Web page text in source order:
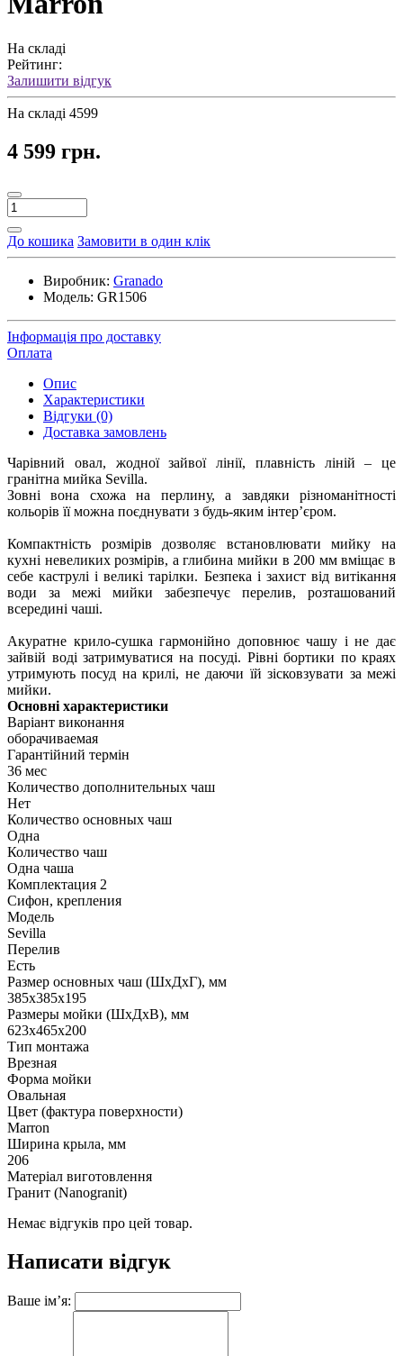
На складі
Рейтинг:
Залишити відгук
На складі 4599
4 599 грн.
До кошика Замовити в один клік
Виробник: Granado
Модель: GR1506
Інформація про доставку
Оплата
Опис
Характеристики
Відгуки (0)
Доставка замовлень
Чарівний овал, жодної зайвої лінії, плавність ліній – це
гранітна мийка Sevilla.
Зовні вона схожа на перлину, а завдяки різноманітності
кольорів її можна поєднувати з будь-яким інтер’єром.
Компактність розмірів дозволяє встановлювати мийку на
кухні невеликих розмірів, а глибина мийки в 200 мм вміщає в
себе каструлі і великі тарілки. Безпека і захист від витікання
води за межі мийки забезпечує перелив, розташований
всередині чаші.
Акуратне крило-сушка гармонійно доповнює чашу і не дає
зайвій воді затримуватися на посуді. Рівні бортики по краях
утримують посуд на крилі, не даючи їй зісковзувати за межі
мийки.
Основні характеристики
Варіант виконання
оборачиваемая
Гарантійний термін
36 мес
Количество дополнительных чаш
Нет
Количество основных чаш
Одна
Количество чаш
Одна чаша
Комплектация 2
Сифон, крепления
Модель
Sevilla
Перелив
Есть
Размер основных чаш (ШхДхГ), мм
385х385х195
Размеры мойки (ШхДхВ), мм
623х465х200
Тип монтажа
Врезная
Форма мойки
Овальная
Цвет (фактура поверхности)
Marron
Ширина крыла, мм
206
Матеріал виготовлення
Гранит (Nanogranit)
Немає відгуків про цей товар.
Написати відгук
Ваше ім’я: